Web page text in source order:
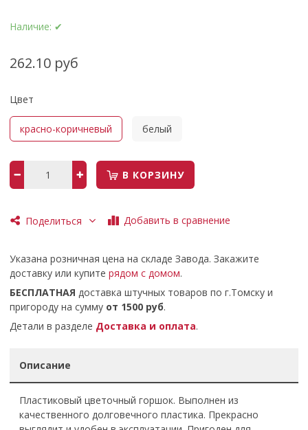
Наличие: ✔
262.10 руб
Цвет
красно-коричневый белый
В КОРЗИНУ
Поделиться Добавить в сравнение
Указана розничная цена на складе Завода. Закажите
доставку или купитерядом с домом.
БЕСПЛАТНАЯ доставка штучных товаров по г.Томску и
пригороду на сумму от 1500 руб.
Детали в разделе Доставка и оплата.
Описание
Пластиковый цветочный горшок. Выполнен из
качественного долговечного пластика. Прекрасно